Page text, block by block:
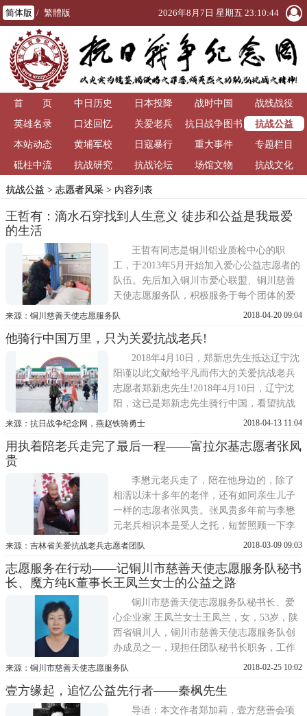
简体版 / 繁體版 2026年8月7日 星期五 23:10:45
首 页 中日历史 日本投降 战时中国
战线战役
英雄名录
口述回忆 关爱老兵
抗日战争图书
馆
抗战公益
本站动态
黄埔军校 日寇暴行 重大事件
专题栏目
砥柱中流
抗战研究 抗战论坛 场馆文物 抗战文化
抗战公益 > 志愿者风采> 内容列表
王哲有：滴水石穿找到人生意义 徒步和公益是我最爱
的生活
王哲有同志是铜川铝业质检中心的职
工，于2013年5月开始加入爱心公益志愿者的
队伍。先后加入铜川市爱心联盟、铜川慈善
天使志愿服务队，积极服务于每个团体的爱
心公益志愿活动。他相信个人的力量虽然渺
也能激起涟漪。(左一为王哲有)在接近五年
的公益人生路中，他经常利用个人休息时间
参加各种公益活动。2013年5月开始...
来源：铜川慈善天使志愿服务队 2018-04-20 09:04
他骑行中国万里，只为关爱抗战老兵!
2018年4月10日，郑新忠先生抵达辽宁沈
阳谨以此文献给平凡而伟大的关爱抗战老兵
志愿者郑新忠先生!2018年4月10日，辽宁沈
阳，这已是郑新忠先生骑行中国，看望抗战
老兵的第245站，而油宏熙老人则是郑新忠先
骑，足迹遍布全国27个省份，行程数万公
郑新忠先生。郑新忠先生是河北保...
来源：抗日战争纪念网，燕赵铁骑勇士 2018-04-13 11:04
用执着陪老兵走完了最后一程——富拉尔基志愿者张凤
贵
李懋元老兵走了，陪在他身边的，除了
相濡以沫十多年的老伴，还有如同亲生儿子
一样的志愿者张凤贵。张凤贵多年前与李懋
元老兵相识本是受人之托，短暂照顾一下李
懋元老兵。张凤贵却从此与老兵结下了不解
历次重病，都有张凤贵忙前忙后的身影。张
凤贵是当地一家工厂的工人，还经常上夜
班，生活压力也很大。与志愿者们交...
来源：吉林省关爱抗战老兵志愿者团队 2018-03-09 09:03
志愿服务在行动——记铜川市慈善天使志愿服务队秘书
长、魔方纯K董事长王凤兰女士的公益之路
铜川市慈善天使志愿服务队秘书长、爱
心企业家 王凤兰女士王凤兰，女，53岁，陕
西省铜川人，铜川市慈善天使志愿服务队创
办成员之一，现担任团队秘书长职务，工作
期间认真勤恳，任劳任怨，工作雷厉风行，
界，无论是汶川地震、玉树地震、还是云南
鲁甸地震，还是2017年榆林水灾她都率先捐
来源：铜川市慈善天使志愿服务队 2018-02-25 10:02
壹方缘起，追忆公益先行者——秦枫先生
导语：本文作者郑加莉，壹方慈善会项